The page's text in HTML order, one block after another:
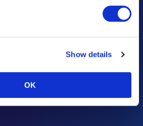
Show details
OK